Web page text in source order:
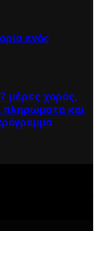
ενός
μέρες χορός,
πληρώματα και